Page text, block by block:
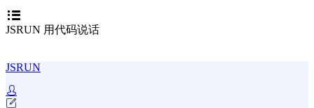
JSRUN 用代码说话
JSRUN